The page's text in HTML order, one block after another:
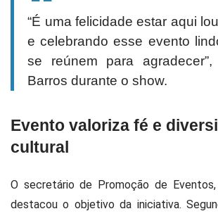
“É uma felicidade estar aqui
e celebrando esse evento
se reúnem para
Barros durante o show.
Evento valoriza fé e
cultural
O secretário de Promoção de Eventos,
destacou o objetivo da iniciativa.